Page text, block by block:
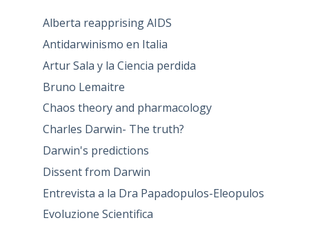
Alberta reapprising AIDS
Antidarwinismo en Italia
Artur Sala y la Ciencia perdida
Bruno Lemaitre
Chaos theory and pharmacology
Charles Darwin- The truth?
Darwin's predictions
Dissent from Darwin
Entrevista a la Dra Papadopulos-Eleopulos
Evoluzione Scientifica